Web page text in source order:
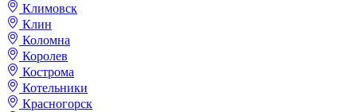
Климовск
Клин
Коломна
Королев
Кострома
Котельники
Красногорск